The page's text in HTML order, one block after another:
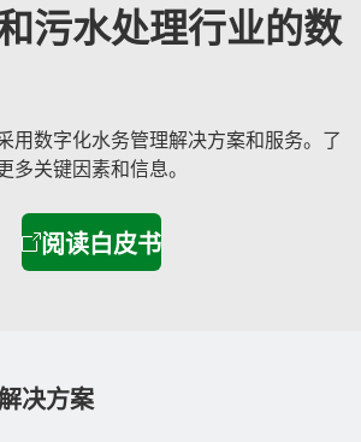
污水处理行业的数
用数字化水务管理解决方案和服务。了
多关键因素和信息。
决方案